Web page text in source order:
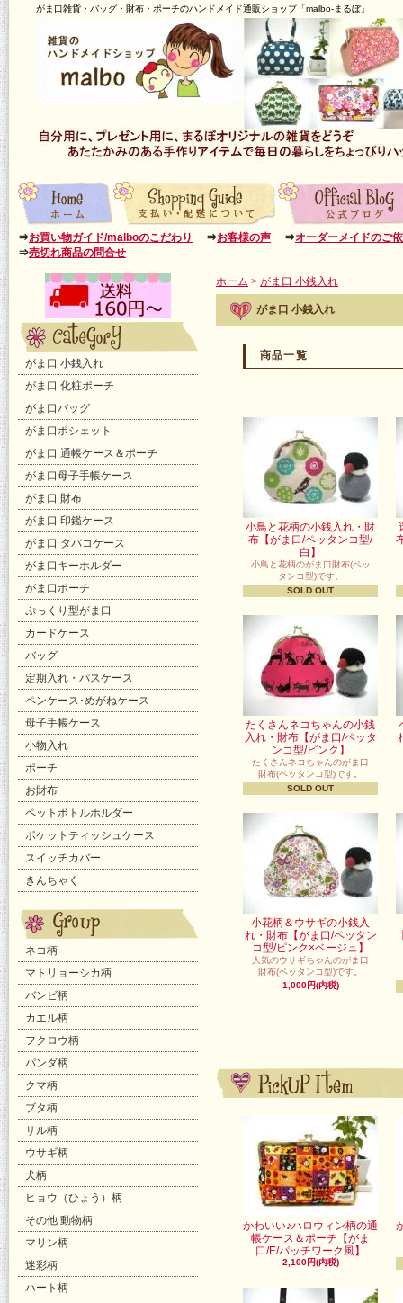
がま口雑貨・バッグ・財布・ポーチのハンドメイド通販ショップ「malbo-まるぼ」
⇒お買い物ガイド/malboのこだわり ⇒お客様の声 ⇒オーダーメイドのご
⇒売切れ商品の問合せ
がま口 小銭入れ
がま口 化粧ポーチ
がま口バッグ
がま口ポシェット
がま口 通帳ケース＆ポーチ
がま口母子手帳ケース
がま口 財布
がま口 印鑑ケース
がま口 タバコケース
がま口キーホルダー
がま口ポーチ
ぷっくり型がま口
カードケース
バッグ
定期入れ・パスケース
ペンケース･めがねケース
母子手帳ケース
小物入れ
ポーチ
お財布
ペットボトルホルダー
ポケットティッシュケース
スイッチカバー
きんちゃく
ネコ柄
マトリョーシカ柄
バンビ柄
カエル柄
フクロウ柄
パンダ柄
クマ柄
ブタ柄
サル柄
ウサギ柄
犬柄
ヒョウ（ひょう）柄
その他 動物柄
マリン柄
迷彩柄
ハート柄
ホーム > がま口 小銭入れ
がま口 小銭入れ
商品一覧
小鳥と花柄の小銭入れ・財
布【がま口/ペッタンコ型/
白】
小鳥と花柄のがま口財布(ペッ
タンコ型)です。
SOLD OUT
たくさんネコちゃんの小銭
入れ・財布【がま口/ペッタ
ンコ型/ピンク】
たくさんネコちゃんのがま口
財布(ペッタンコ型)です。
SOLD OUT
小花柄＆ウサギの小銭入
れ・財布【がま口/ペッタン
コ型/ピンク×ベージュ】
人気のウサギちゃんのがま口
財布(ペッタンコ型)です。
1,000円(内税)
かわいい♪ハロウィン柄の通
帳ケース＆ポーチ【がま
口/E/パッチワーク風】
2,100円(内税)